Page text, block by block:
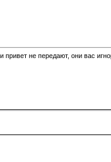
не передают, они вас